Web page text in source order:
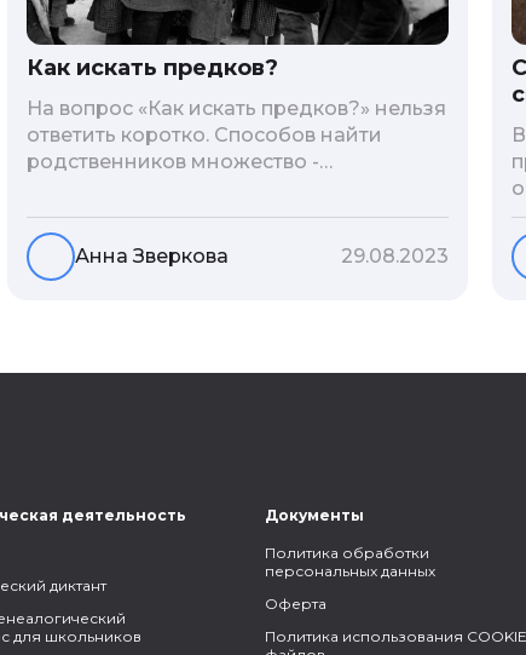
Как искать предков?
На вопрос «Как искать предков?» нельзя
ответить коротко. Способов найти
родственников множество -
социальные сети, ДНК-тесты, онлайн-
базы. Именно поэтому мы сделали для
вас подборку лучших статей блога
Анна Зверкова 29.08.2023
деятельность
диктант
для школьников
Документы
Политика обработки
персональных данных
Оферта
Политика использования